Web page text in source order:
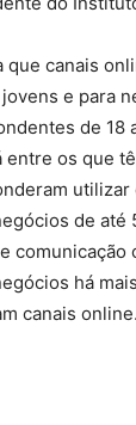
que canais
e para
de 18
entre os que
utilizar
de até
comunicação
há
canais online.